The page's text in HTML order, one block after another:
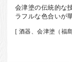
会津塗の伝統的な
ラフルな色合いが
[ 酒器、会津塗（福